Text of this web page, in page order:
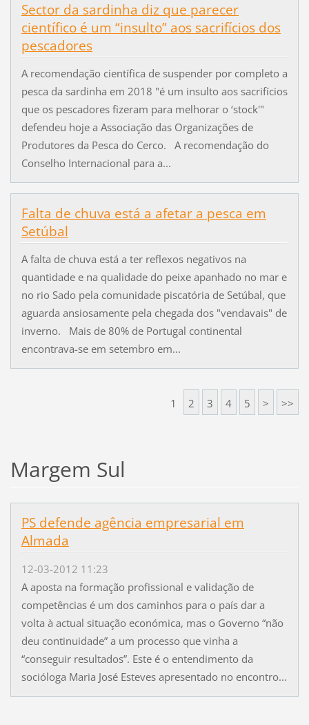
Sector da sardinha diz que parecer
científico é um “insulto” aos sacrifícios dos
pescadores
A recomendação científica de suspender por completo a
pesca da sardinha em 2018 "é um insulto aos sacrifícios
que os pescadores fizeram para melhorar o ‘stock'"
defendeu hoje a Associação das Organizações de
Produtores da Pesca do Cerco. A recomendação do
Conselho Internacional para a...
Falta de chuva está a afetar a pesca em
Setúbal
A falta de chuva está a ter reflexos negativos na
quantidade e na qualidade do peixe apanhado no mar e
no rio Sado pela comunidade piscatória de Setúbal, que
aguarda ansiosamente pela chegada dos "vendavais" de
inverno. Mais de 80% de Portugal continental
encontrava-se em setembro em...
1 2 3 4 5 > >>
Margem Sul
PS defende agência empresarial em
Almada
12-03-2012 11:23
A aposta na formação profissional e validação de
competências é um dos caminhos para o país dar a
volta à actual situação económica, mas o Governo “não
deu continuidade” a um processo que vinha a
“conseguir resultados”. Este é o entendimento da
socióloga Maria José Esteves apresentado no encontro...